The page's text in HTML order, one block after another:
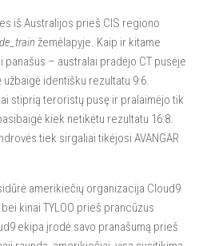
iš Australijos prieš CIS regiono
de_train žemėlapyje. Kaip ir kitame
– australai pradėjo CT pusėje
identišku rezultatu 9:6.
stiprią teroristų pusę ir pralaimėjo tik
kiek netikėtu rezultatu 16:8.
tiek sirgaliai tikėjosi AVANGAR
amerikiečių organizacija Cloud9
kinai TYLOO prieš prancūzus
ekipa įrodė savo pranašumą prieš